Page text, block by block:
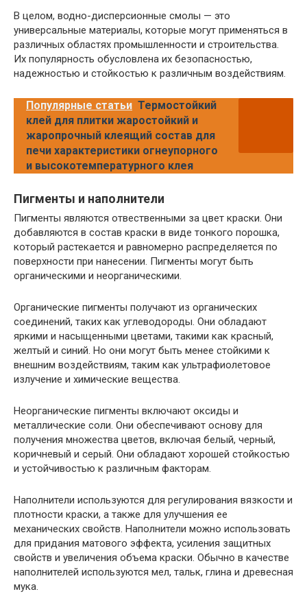
В целом, водно-дисперсионные смолы — это
универсальные материалы, которые могут применяться в
различных областях промышленности и строительства.
Их популярность обусловлена их безопасностью,
надежностью и стойкостью к различным воздействиям.
Популярные статьи Термостойкий
клей для плитки жаростойкий и
жаропрочный клеящий состав для
печи характеристики огнеупорного
и высокотемпературного клея
Пигменты и наполнители
Пигменты являются отвественными за цвет краски. Они
добавляются в состав краски в виде тонкого порошка,
который растекается и равномерно распределяется по
поверхности при нанесении. Пигменты могут быть
органическими и неорганическими.
Органические пигменты получают из органических
соединений, таких как углеводороды. Они обладают
яркими и насыщенными цветами, такими как красный,
желтый и синий. Но они могут быть менее стойкими к
внешним воздействиям, таким как ультрафиолетовое
излучение и химические вещества.
Неорганические пигменты включают оксиды и
металлические соли. Они обеспечивают основу для
получения множества цветов, включая белый, черный,
коричневый и серый. Они обладают хорошей стойкостью
и устойчивостью к различным факторам.
Наполнители используются для регулирования вязкости и
плотности краски, а также для улучшения ее
механических свойств. Наполнители можно использовать
для придания матового эффекта, усиления защитных
свойств и увеличения объема краски. Обычно в качестве
наполнителей используются мел, тальк, глина и древесная
мука.